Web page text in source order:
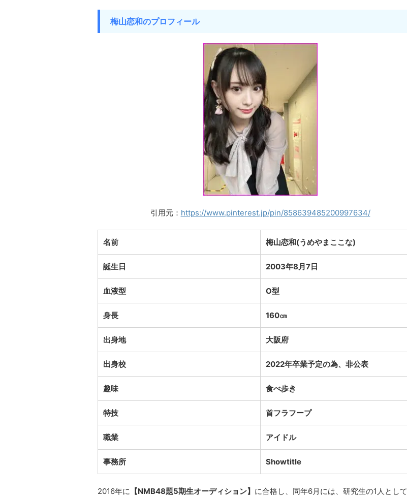
梅山恋和のプロフィール
引用元： https://www.pinterest.jp/pin/858639485200997634/
名前 梅山恋和(うめやまここな)
誕生日 2003年8月7日
血液型 O型
身長 160㎝
出身地 大阪府
出身校 2022年卒業予定の為、非公表
趣味 食べ歩き
特技 首フラフープ
職業 アイドル
事務所 Showtitle
2016年に 【NMB48題5期生オーディション】 に合格し、同年6月には、研究生の1人として